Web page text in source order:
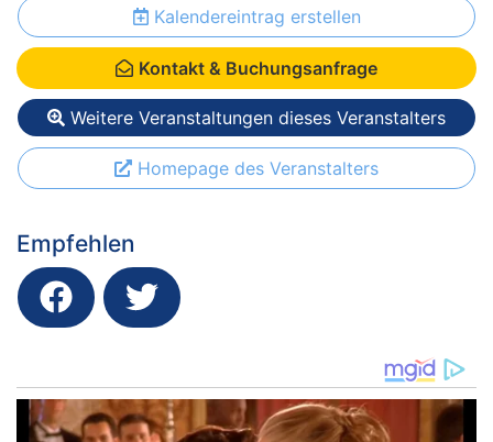
Kalendereintrag erstellen
Kontakt & Buchungsanfrage
Weitere Veranstaltungen dieses Veranstalters
Homepage des Veranstalters
Empfehlen